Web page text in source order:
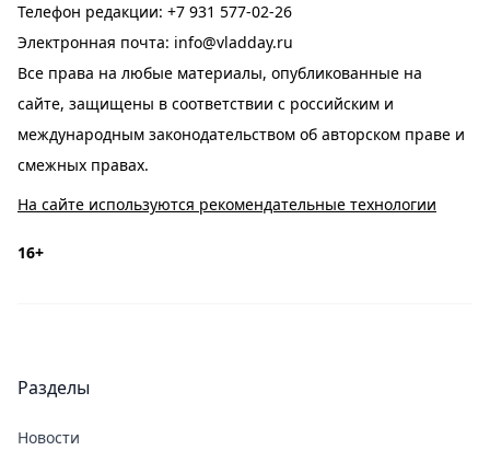
Телефон редакции: +7 931 577-02-26
Электронная почта: info@vladday.ru
Все права на любые материалы, опубликованные на
сайте, защищены в соответствии с российским и
международным законодательством об авторском праве и
смежных правах.
На сайте используются рекомендательные технологии
16+
Разделы
Новости